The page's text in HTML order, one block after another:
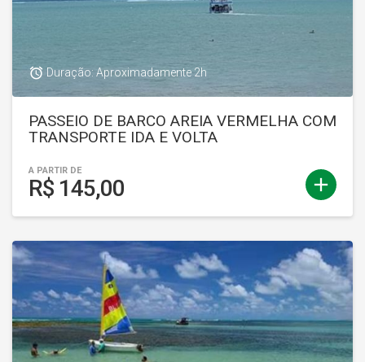
add
access_alarm Duração: Aproximadamente 2h
PASSEIO DE BARCO AREIA VERMELHA COM
TRANSPORTE IDA E VOLTA
A PARTIR DE
R$ 145,00